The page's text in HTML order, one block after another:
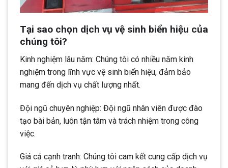
Tại sao chọn dịch vụ vệ sinh biển hiệu của
chúng tôi?
Kinh nghiệm lâu năm: Chúng tôi có nhiều năm kinh
nghiệm trong lĩnh vực vệ sinh biển hiệu, đảm bảo
mang đến dịch vụ chất lượng nhất.
Đội ngũ chuyên nghiệp: Đội ngũ nhân viên được đào
tạo bài bản, luôn tận tâm và trách nhiệm trong công
việc.
Giá cả cạnh tranh: Chúng tôi cam kết cung cấp dịch vụ